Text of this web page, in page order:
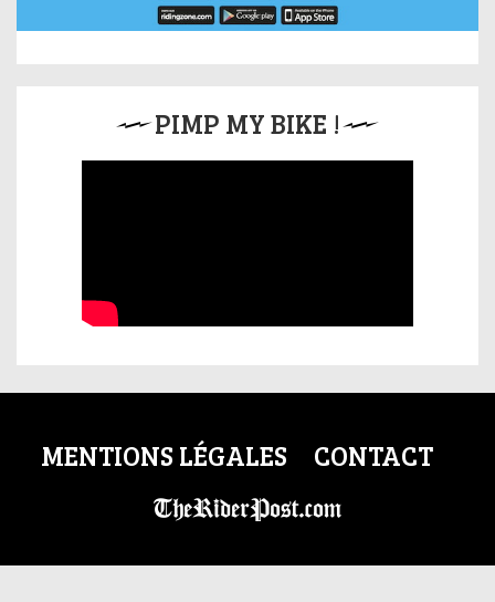
PIMP MY BIKE !
MENTIONS LÉGALES CONTACT